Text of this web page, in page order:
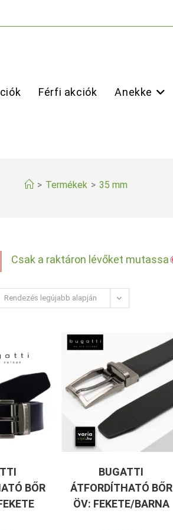
Férfi akciók Anekke
> Termékek > 35 mm
Csak a raktáron lévőket mutassa
Rendezés legújabb alapján
BŐR
BUGATTI
ÁTFORDÍTHATÓ BŐR
ÖV: FEKETE/BARNA